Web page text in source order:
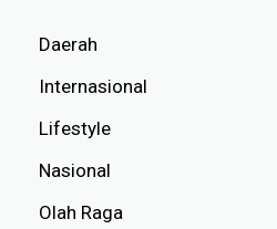
Daerah
Internasional
Lifestyle
Nasional
Olah Raga